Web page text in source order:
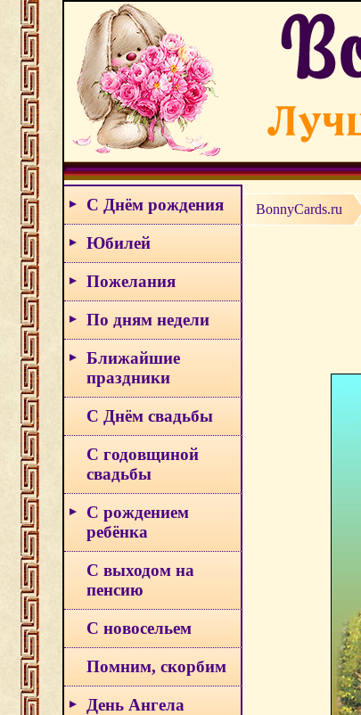
С Днём рождения
Юбилей
Пожелания
По дням недели
Ближайшие
праздники
С Днём свадьбы
С годовщиной
свадьбы
С рождением
ребёнка
С выходом на
пенсию
С новосельем
Помним, скорбим
День Ангела
BonnyCards.ru